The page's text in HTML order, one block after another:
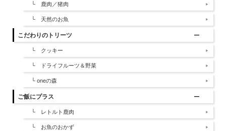
└ 鹿肉／猪肉
└ 天然のお魚
こだわりのトリーツ
└ クッキー
└ ドライフルーツ＆野菜
└ oneの森
ご飯にプラス
└ レトルト鹿肉
└ お魚のおかず